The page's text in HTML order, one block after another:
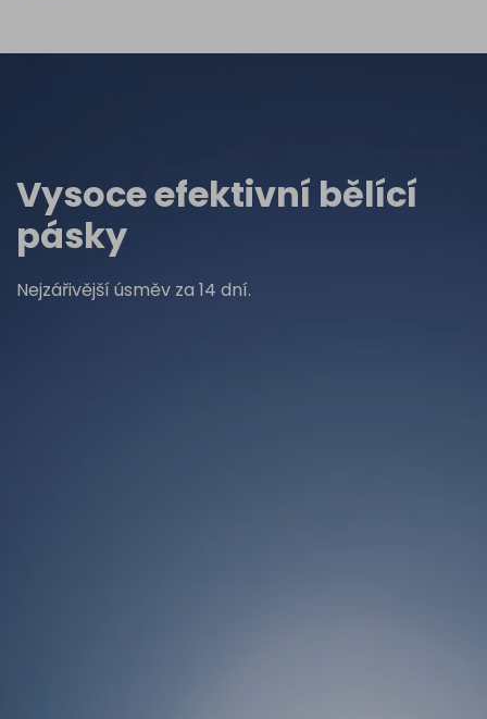
Vysoce efektivní bělící
pásky
Nejzářivější úsměv za 14 dní.